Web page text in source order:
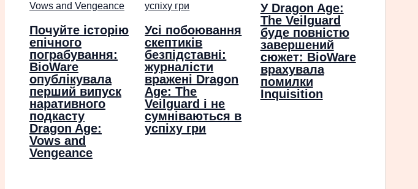
Почуйте історію
епічного
пограбування:
BioWare
опублікувала
перший випуск
наративного
подкасту
Dragon Age:
Vows and
Vengeance
Усі побоювання
скептиків
безпідставні:
журналісти
вражені Dragon
Age: The
Veilguard і не
сумніваються в
успіху гри
У Dragon Age:
The Veilguard
буде повністю
завершений
сюжет: BioWare
врахувала
помилки
Inquisition